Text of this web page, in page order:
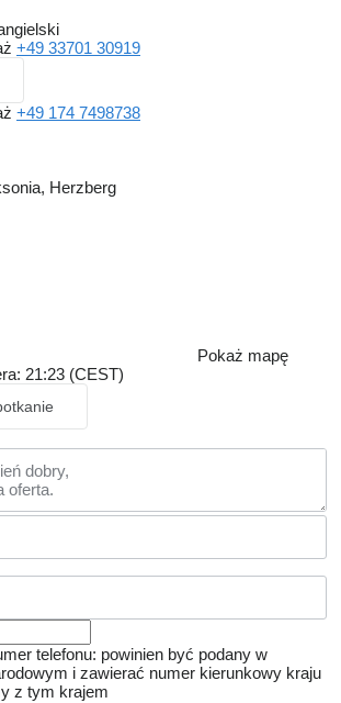
+49 33701 30919
+49 174 7498738
Herzberg
Pokaż mapę
21:23 (CEST)
telefonu: powinien być podany w
i zawierać numer kierunkowy kraju
z tym krajem